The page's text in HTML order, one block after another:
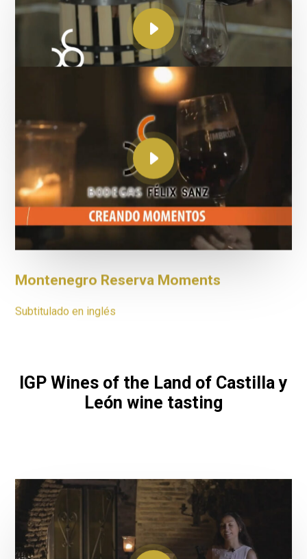
Montenegro barrel fermented Moments
Subtitulado en inglés
Montenegro Reserva Moments
Subtitulado en inglés
IGP Wines of the Land of Castilla y
León wine tasting